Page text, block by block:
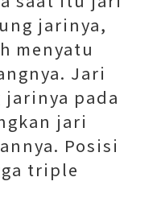
jarinya,
menyatu
Jari
pada
jari
Posisi
triple